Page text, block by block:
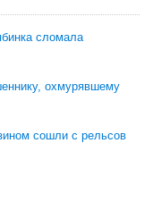
сломала
охмурявшему
сошли с рельсов